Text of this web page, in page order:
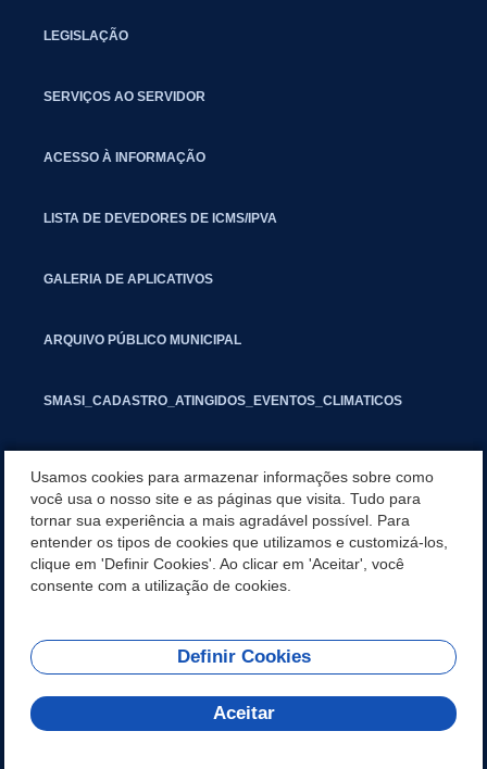
LEGISLAÇÃO
SERVIÇOS AO SERVIDOR
ACESSO À INFORMAÇÃO
LISTA DE DEVEDORES DE ICMS/IPVA
GALERIA DE APLICATIVOS
ARQUIVO PÚBLICO MUNICIPAL
SMASI_CADASTRO_ATINGIDOS_EVENTOS_CLIMATICOS
INFORMATIVO PIT
SEGUNDA VIA IPTU
REDES SOCIAIS
Usamos cookies para armazenar informações sobre como
você usa o nosso site e as páginas que visita. Tudo para
tornar sua experiência a mais agradável possível. Para
entender os tipos de cookies que utilizamos e customizá-los,
clique em 'Definir Cookies'. Ao clicar em 'Aceitar', você
consente com a utilização de cookies.
Definir Cookies
Aceitar